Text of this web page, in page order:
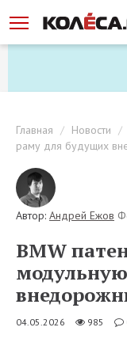
Главная Новости
раму для будущих
Автор: Андрей Ежов
BMW
04.05.2026 985